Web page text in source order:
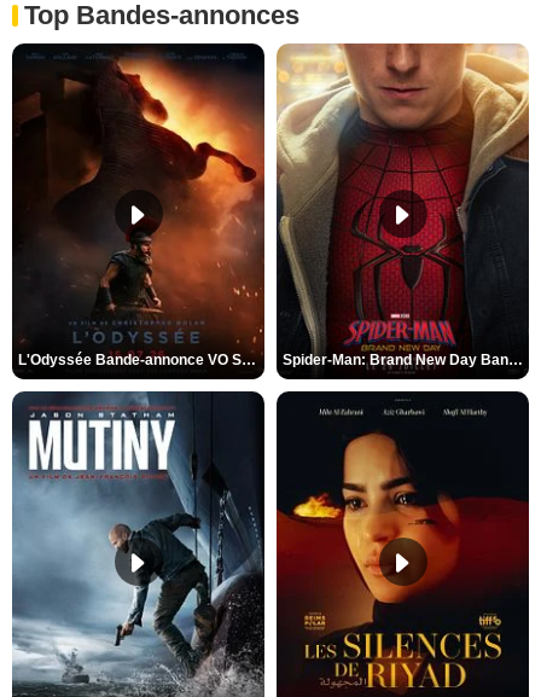
Top Bandes-annonces
L'Odyssée Bande-annonce VO STFR Spider-Man: Brand New Day Bande-annonce VO STFR